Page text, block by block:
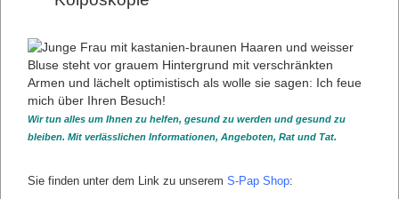
über Gebärmutterhalskrebs zu finden. Deshalb haben wir
Wenn Sie uns vertrauen oder auch nachdem Sie sich
umfassend informiert haben, können Sie den S-Pap direkt
bei uns bestellen zur nächsten Vorsorge bei Ihrem
Frauenarzt mitnehmen. So müssen Sie sich um nichts extra
kümmern. Wir sind für Sie da.
S-Pap bestellen
Über unsere Videosprechstunde
Wir tun alles um Ihnen zu helfen, gesund zu werden und gesund zu
bleiben. Mit verlässlichen Informationen, Angeboten, Rat und Tat.
Sie finden unter dem Link zu unserem S-Pap Shop: